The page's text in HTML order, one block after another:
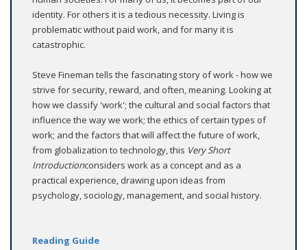
identity. For others it is a tedious necessity. Living is
problematic without paid work, and for many it is
catastrophic.
Steve Fineman tells the fascinating story of work - how we
strive for security, reward, and often, meaning. Looking at
how we classify 'work'; the cultural and social factors that
influence the way we work; the ethics of certain types of
work; and the factors that will affect the future of work,
from globalization to technology, this Very Short
Introductionconsiders work as a concept and as a
practical experience, drawing upon ideas from
psychology, sociology, management, and social history.
Reading Guide